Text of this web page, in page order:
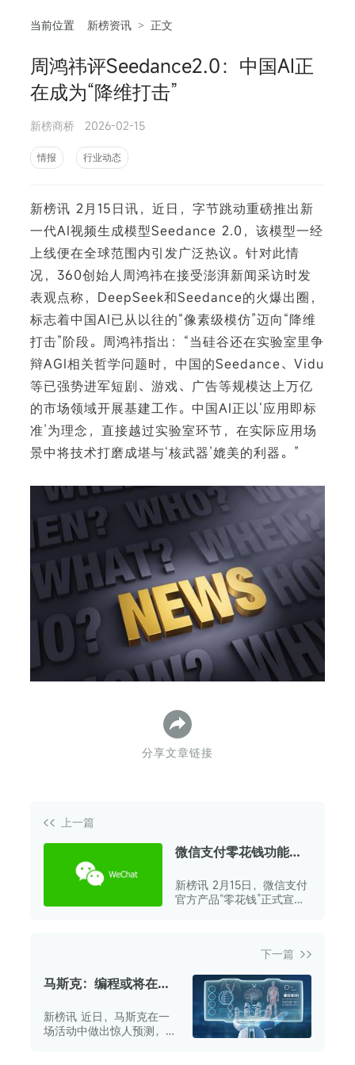
当前位置 新榜资讯 > 正文
周鸿祎评Seedance2.0：中国AI正
在成为“降维打击”
新榜商桥 2026-02-15
情报 行业动态
新榜讯 2月15日讯，近日，字节跳动重磅推出新
一代AI视频生成模型Seedance 2.0，该模型一经
上线便在全球范围内引发广泛热议。针对此情
况，360创始人周鸿祎在接受澎湃新闻采访时发
表观点称，DeepSeek和Seedance的火爆出圈，
标志着中国AI已从以往的“像素级模仿”迈向“降维
打击”阶段。周鸿祎指出：“当硅谷还在实验室里争
辩AGI相关哲学问题时，中国的Seedance、Vidu
等已强势进军短剧、游戏、广告等规模达上万亿
的市场领域开展基建工作。中国AI正以‘应用即标
准’为理念，直接越过实验室环节，在实际应用场
景中将技术打磨成堪与‘核武器’媲美的利器。”
分享文章链接
上一篇
微信支付零花钱功能支
限额1000元
新榜讯 2月15日，微信支付
官方产品“零花钱”正式宣
下一篇
马斯克：编程或将在今
新榜讯 近日，马斯克在一
场活动中做出惊人预测，称